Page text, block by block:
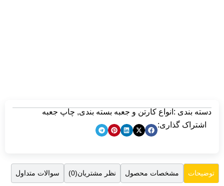
دسته بندی : انواع کارتن و جعبه بسته بندی, چاپ جعبه
اشتراک گذاری:
توضیحات مشخصات محصول نظر مشتریان(0) سوالات متداول